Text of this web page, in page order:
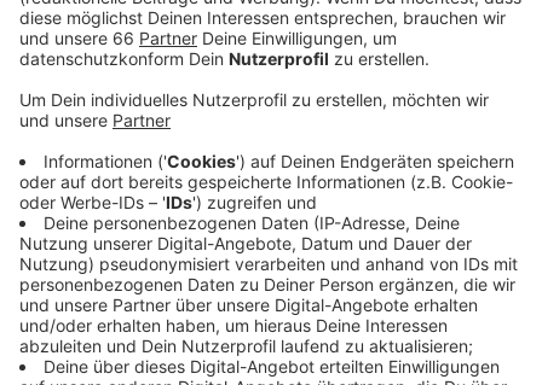
Anzeige
Laut der hier in der Stadt ansässigen
Apothekerkammer Nordrhein ist der Run auf die
Schulungstermine groß. Bis Ende Januar würden allein
in den Regierungsbezirken Düsseldorf und Köln rund
1.400 Kolleginnen und Kollegen geschult. Ein Sprecher
der Kammer sagte AD auf unsere Anfrage, dass sich
der Impf-Ablauf in den mitmachenden Apotheken
entwickeln müsse - ob zum Beispiel ganz spontan
oder auf Termin geimpft werde.